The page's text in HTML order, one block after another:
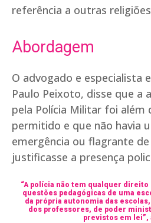
referência a outras
Abordagem
O advogado e especialista
Paulo Peixoto, disse que a
pela Polícia Militar foi além
permitido e que não havia
emergência ou flagrante
justificasse a presença
“A polícia não tem qualquer
questões pedagógicas de uma
da própria autonomia das
dos professores, de poder
previstos em lei”,